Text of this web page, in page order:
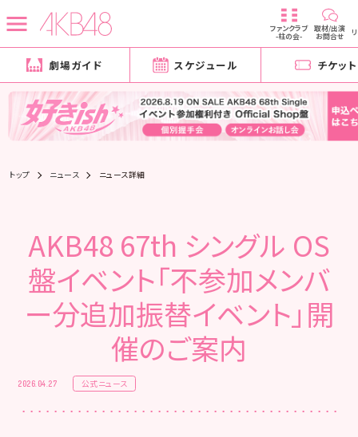
ファンクラブ
-柱の会-
取材/出演
お問合せ
劇場ガイド スケジュール チケット
トップ ニュース ニュース詳細
AKB48 67th シングル OS
盤イベント「不参加メンバ
ー分追加振替イベント」開
催のご案内
2026.04.27 公式ニュース